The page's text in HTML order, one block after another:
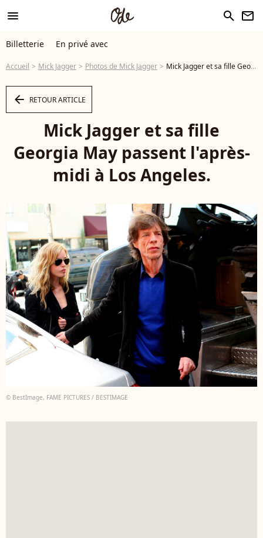
menu search newsletter
Billetterie En privé avec
Accueil Mick Jagger Photos de Mick Jagger Mick Jagger et sa fille Georgia May passent l'après-midi à Los Angeles. - Photo
arrow_left RETOUR ARTICLE
Mick Jagger et sa fille
Georgia May passent l'après-
midi à Los Angeles.
© BestImage, FAME PICTURES / BESTIMAGE